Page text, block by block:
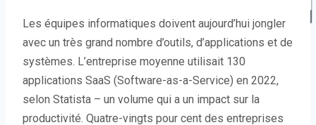
Les équipes informatiques doivent aujourd’hui jongler
avec un très grand nombre d’outils, d’applications et de
systèmes. L’entreprise moyenne utilisait 130
applications SaaS (Software-as-a-Service) en 2022,
selon Statista – un volume qui a un impact sur la
productivité. Quatre-vingts pour cent des entreprises